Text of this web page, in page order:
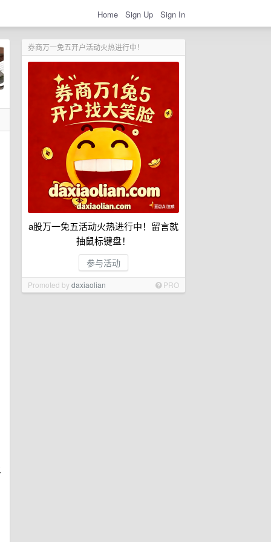
Home Sign Up Sign In
券商万一免五开户活动火热进行中！
a股万一免五活动火热进行中！留言就
抽鼠标键盘！
参与活动
Promoted bydaxiaolian PRO